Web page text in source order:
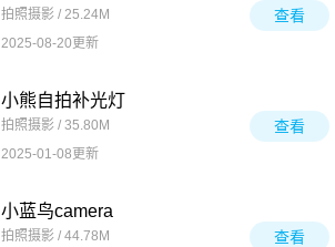
拍照摄影 / 25.24M
2025-08-20更新
查看
小熊自拍补光灯
拍照摄影 / 35.80M
2025-01-08更新
查看
小蓝鸟camera
拍照摄影 / 44.78M
查看